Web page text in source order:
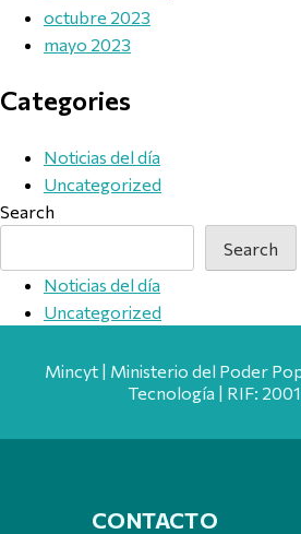
octubre 2023
mayo 2023
Categories
Noticias del día
Uncategorized
Search
Search
Noticias del día
Uncategorized
Mincyt | Ministerio del Poder
Tecnología | RIF:
CONTACTO